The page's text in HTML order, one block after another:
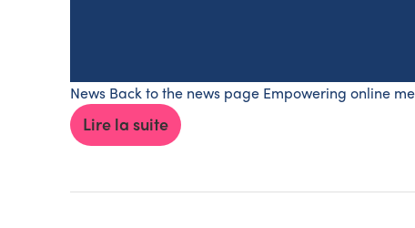
News Back to the news page Empowering online
Lire la suite